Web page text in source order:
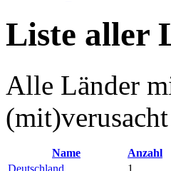
Liste aller
Alle Länder
Name
Anzahl
Deutschland
1